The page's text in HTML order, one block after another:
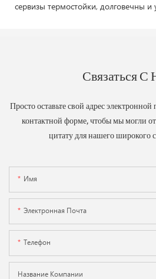
сервизы термостойки, долговечны
Связаться С
Просто оставьте свой адрес
контактной форме, чтобы мы могли
цитату для нашего широкого
Имя
Электронная Почта
Телефон
Название Компании